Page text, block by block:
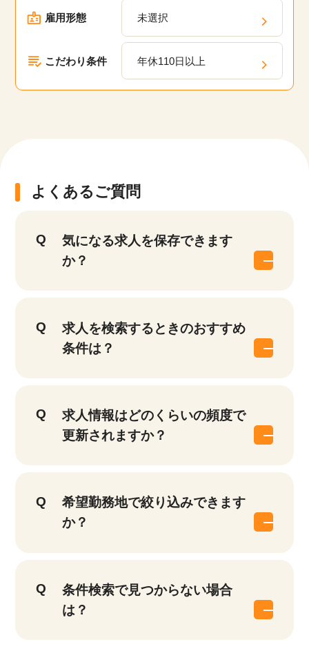
雇用形態 未選択
こだわり条件 年休110日以上
よくあるご質問
気になる求人を保存できます
か？
求人を検索するときのおすすめ
条件は？
求人情報はどのくらいの頻度で
更新されますか？
希望勤務地で絞り込みできます
か？
条件検索で見つからない場合
は？